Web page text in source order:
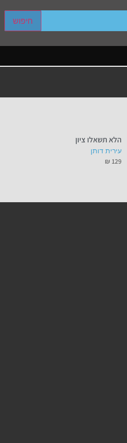
חיפוש
users, explore by touch or
הלא תשאלו ציון
עירית דותן
₪ 129